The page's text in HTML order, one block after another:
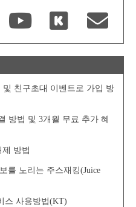
친구초대 이벤트로 가입 방
방법 및 3개월 무료 추가 혜
방법
를 노리는 주스재킹(Juice
스 사용방법(KT)